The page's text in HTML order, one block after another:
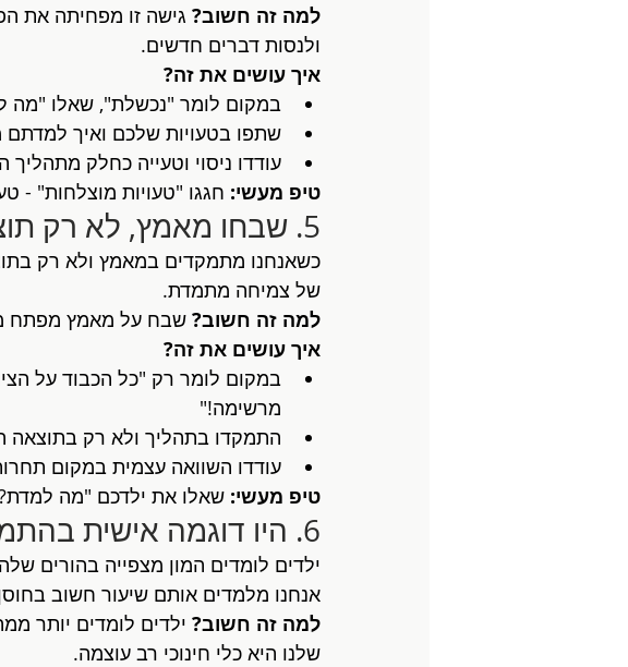
למה זה חשוב? גישה זו מפחיתה את
ולנסות דברים חדשים.
איך עושים את זה?
במקום לומר "נכשלת", שאלו
שתפו בטעויות שלכם ואיך למדתם
עודדו ניסוי וטעייה כחלק מתהליך
טיפ מעשי: חגגו "טעויות מוצלחות" -
5. שבחו מאמץ, לא רק תוצאות
כשאנחנו מתמקדים במאמץ ולא רק
של צמיחה מתמדת.
למה זה חשוב? שבח על מאמץ מפתח
איך עושים את זה?
במקום לומר רק "כל הכבוד על
מרשימה!"
התמקדו בתהליך ולא רק בתוצאה
עודדו השוואה עצמית במקום
טיפ מעשי: שאלו את ילדכם "מה
6. היו דוגמה אישית בהתמודדות עם אתגרים
ילדים לומדים המון מצפייה בהורים
אנחנו מלמדים אותם שיעור חשוב
למה זה חשוב? ילדים לומדים יותר
שלנו היא כלי חינוכי רב עוצמה.